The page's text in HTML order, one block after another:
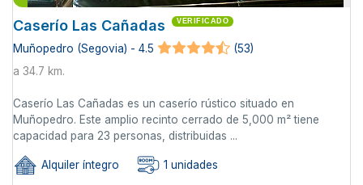
Caserío Las Cañadas VERIFICADO
Muñopedro (Segovia) - 4.5
(53)
a 34.7 km.
Caserío Las Cañadas es un caserío rústico situado en
Muñopedro. Este amplio recinto cerrado de 5,000 m² tiene
capacidad para 23 personas, distribuidas ...
Alquiler íntegro 1 unidades